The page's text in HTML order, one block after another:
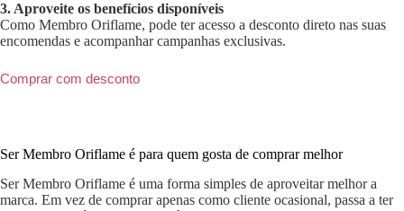
3. Aproveite os benefícios disponíveis
Como Membro Oriflame, pode ter acesso a desconto direto nas suas
encomendas e acompanhar campanhas exclusivas.
Comprar com desconto
Ser Membro Oriflame é para quem gosta de comprar melhor
Ser Membro Oriflame é uma forma simples de aproveitar melhor a
marca. Em vez de comprar apenas como cliente ocasional, passa a ter